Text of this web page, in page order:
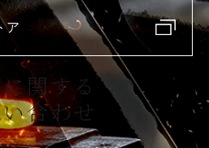
ア
関する
合わせ